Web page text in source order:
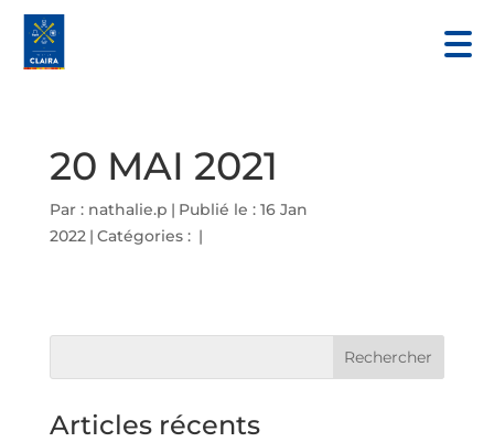
20 MAI 2021
Par : nathalie.p | Publié le : 16 Jan
2022 | Catégories : |
Articles récents